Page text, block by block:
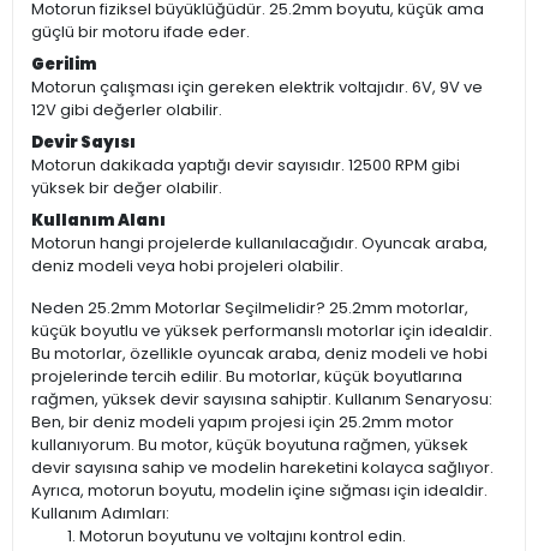
Motorun fiziksel büyüklüğüdür. 25.2mm boyutu, küçük ama
güçlü bir motoru ifade eder.
Gerilim
Motorun çalışması için gereken elektrik voltajıdır. 6V, 9V ve
12V gibi değerler olabilir.
Devir Sayısı
Motorun dakikada yaptığı devir sayısıdır. 12500 RPM gibi
yüksek bir değer olabilir.
Kullanım Alanı
Motorun hangi projelerde kullanılacağıdır. Oyuncak araba,
deniz modeli veya hobi projeleri olabilir.
Neden 25.2mm Motorlar Seçilmelidir? 25.2mm motorlar,
küçük boyutlu ve yüksek performanslı motorlar için idealdir.
Bu motorlar, özellikle oyuncak araba, deniz modeli ve hobi
projelerinde tercih edilir. Bu motorlar, küçük boyutlarına
rağmen, yüksek devir sayısına sahiptir. Kullanım Senaryosu:
Ben, bir deniz modeli yapım projesi için 25.2mm motor
kullanıyorum. Bu motor, küçük boyutuna rağmen, yüksek
devir sayısına sahip ve modelin hareketini kolayca sağlıyor.
Ayrıca, motorun boyutu, modelin içine sığması için idealdir.
Kullanım Adımları:
Motorun boyutunu ve voltajını kontrol edin.